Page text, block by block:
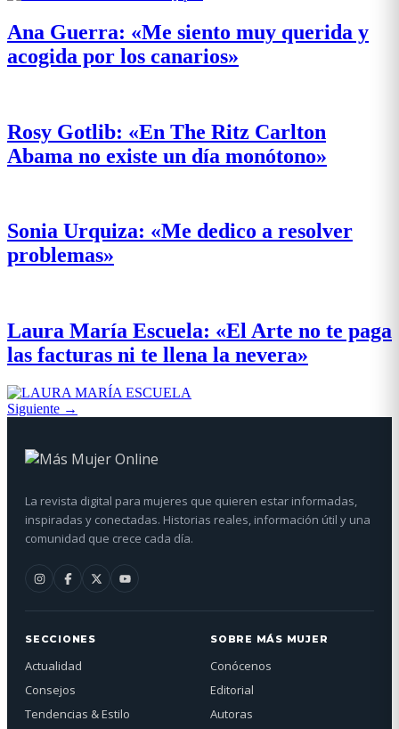
Ana Guerra: «Me siento muy querida y
acogida por los canarios»
Rosy Gotlib: «En The Ritz Carlton
Abama no existe un día monótono»
Sonia Urquiza: «Me dedico a resolver
problemas»
Laura María Escuela: «El Arte no te paga
las facturas ni te llena la nevera»
Siguiente →
La revista digital para mujeres que quieren estar informadas,
inspiradas y conectadas. Historias reales, información útil y una
comunidad que crece cada día.
SECCIONES
Actualidad
Consejos
Tendencias & Estilo
SOBRE MÁS MUJER
Conócenos
Editorial
Autoras